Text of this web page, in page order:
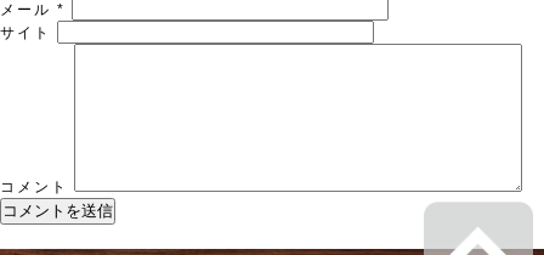
メール *
サイト
コメント